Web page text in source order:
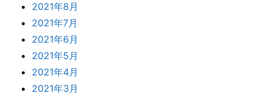
2021年8月
2021年7月
2021年6月
2021年5月
2021年4月
2021年3月